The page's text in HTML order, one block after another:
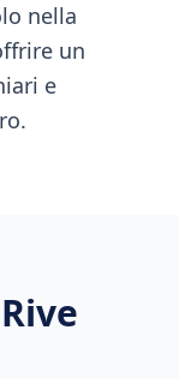
nella
un
e
Rive